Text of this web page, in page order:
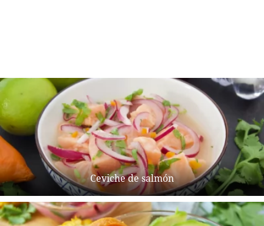
Ceviche de salmón